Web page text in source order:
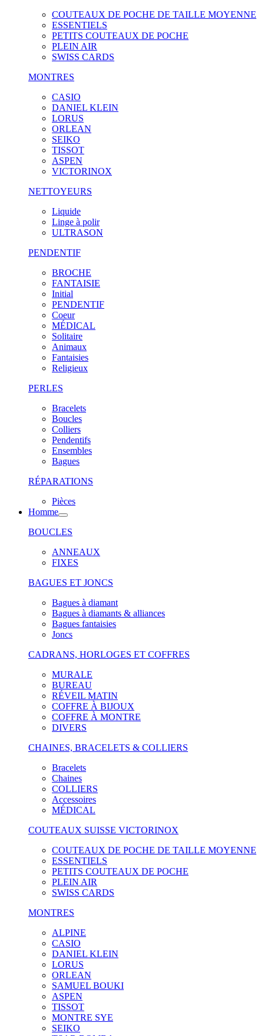
COUTEAUX DE POCHE DE TAILLE MOYENNE
ESSENTIELS
PETITS COUTEAUX DE POCHE
PLEIN AIR
SWISS CARDS
MONTRES
CASIO
DANIEL KLEIN
LORUS
ORLEAN
SEIKO
TISSOT
ASPEN
VICTORINOX
NETTOYEURS
Liquide
Linge à polir
ULTRASON
PENDENTIF
BROCHE
FANTAISIE
Initial
PENDENTIF
Coeur
MÉDICAL
Solitaire
Animaux
Fantaisies
Religieux
PERLES
Bracelets
Boucles
Colliers
Pendentifs
Ensembles
Bagues
RÉPARATIONS
Pièces
Homme
BOUCLES
ANNEAUX
FIXES
BAGUES ET JONCS
Bagues à diamant
Bagues à diamants & alliances
Bagues fantaisies
Joncs
CADRANS, HORLOGES ET COFFRES
MURALE
BUREAU
RÉVEIL MATIN
COFFRE À BIJOUX
COFFRE À MONTRE
DIVERS
CHAINES, BRACELETS & COLLIERS
Bracelets
Chaines
COLLIERS
Accessoires
MÉDICAL
COUTEAUX SUISSE VICTORINOX
COUTEAUX DE POCHE DE TAILLE MOYENNE
ESSENTIELS
PETITS COUTEAUX DE POCHE
PLEIN AIR
SWISS CARDS
MONTRES
ALPINE
CASIO
DANIEL KLEIN
LORUS
ORLEAN
SAMUEL BOUKI
ASPEN
TISSOT
MONTRE SYE
SEIKO